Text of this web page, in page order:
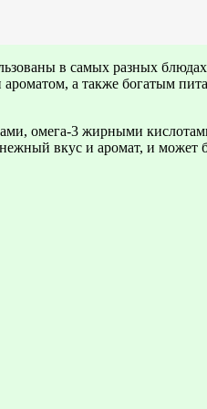
в самых разных
а также богатым
омега-3 жирными
вкус и аромат, и может